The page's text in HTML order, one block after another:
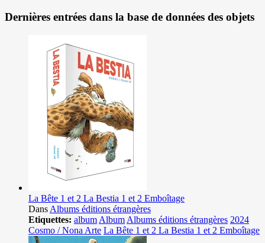
Dernières entrées dans la base de données des objets
La Bête 1 et 2 La Bestia 1 et 2 Emboîtage
Dans Albums éditions étrangères
Etiquettes: album Album Albums éditions étrangères 2024
Cosmo / Nona Arte La Bête 1 et 2 La Bestia 1 et 2 Emboîtage